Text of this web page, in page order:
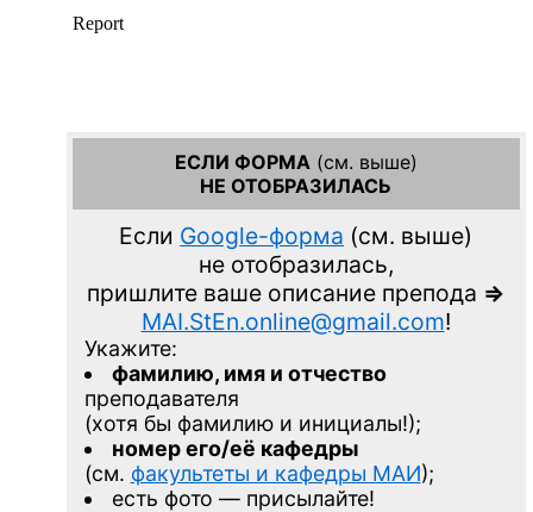
ЕСЛИ ФОРМА (см. выше)
НЕ ОТОБРАЗИЛАСЬ
Если Google-форма (см. выше)
не отобразилась,
пришлите ваше описание препода =>
MAI.StEn.online@gmail.com!
Укажите:
фамилию, имя и отчество
преподавателя
(хотя бы фамилию и инициалы!);
номер его/её кафедры
(см. факультеты и кафедры МАИ);
есть фото — присылайте!